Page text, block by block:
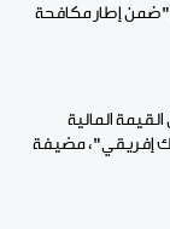
"ضمن إطار مكافحة
المالية
"58 مليارا و236 مليون فرنك إفريقي"، مضيفة